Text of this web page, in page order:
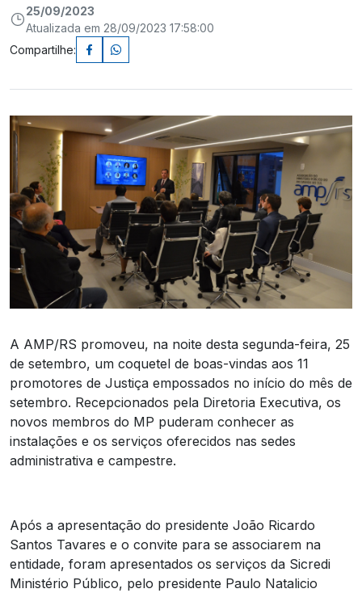
25/09/2023
Atualizada em 28/09/2023 17:58:00
Compartilhe:
A AMP/RS promoveu, na noite desta segunda-feira, 25
de setembro, um coquetel de boas-vindas aos 11
promotores de Justiça empossados no início do mês de
setembro. Recepcionados pela Diretoria Executiva, os
novos membros do MP puderam conhecer as
instalações e os serviços oferecidos nas sedes
administrativa e campestre.
Após a apresentação do presidente João Ricardo
Santos Tavares e o convite para se associarem na
entidade, foram apresentados os serviços da Sicredi
Ministério Público, pelo presidente Paulo Natalicio